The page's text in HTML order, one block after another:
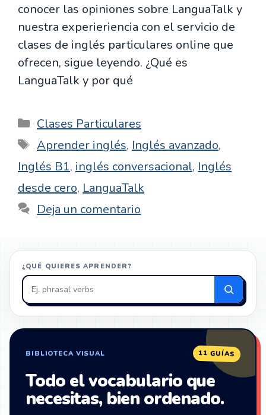
conocer las opiniones sobre LanguaTalk y
nuestra experieriencia con el servicio de
clases de inglés particulares online que
ofrecen, sigue leyendo. ¿Qué es
LanguaTalk y por qué
Categorías
Clases Particulares
Etiquetas
Aprender inglés, Inglés avanzado,
Inglés B1, inglés conversacional, Inglés
desde cero, LanguaTalk
Deja un comentario
¿QUÉ QUIERES APRENDER?
Buscar
en
ZonaIngles
BIBLIOTECA VISUAL 11 GUÍAS
Todo el vocabulario que
necesitas, bien ordenado.